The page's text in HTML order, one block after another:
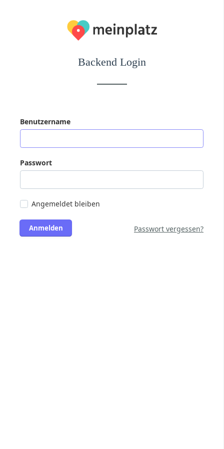
Backend Login
Benutzername
Passwort
Angemeldet bleiben
Anmelden Passwort vergessen?